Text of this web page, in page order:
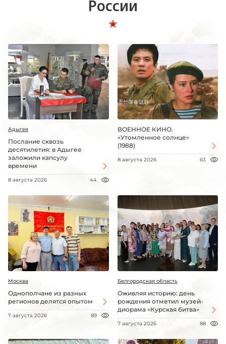
России
Адыгея
Послание сквозь
десятилетия: в Адыгее
заложили капсулу
времени
8 августа 2026 44
ВОЕННОЕ КИНО.
«Утомленное солнце»
(1988)
8 августа 2026 63
Москва
Однополчане из разных
регионов делятся опытом
7 августа 2026 89
Белгородская область
Оживляя историю: день
рождения отметил музей-
диорама «Курская битва»
7 августа 2026 88